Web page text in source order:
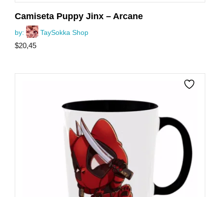
Camiseta Puppy Jinx – Arcane
by: TaySokka Shop
$20,45